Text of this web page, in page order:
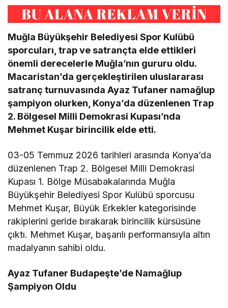
Muğla Büyükşehir Belediyesi Spor Kulübü
sporcuları, trap ve satrançta elde ettikleri
önemli derecelerle Muğla’nın gururu oldu.
Macaristan’da gerçekleştirilen uluslararası
satranç turnuvasında Ayaz Tufaner namağlup
şampiyon olurken, Konya’da düzenlenen Trap
2. Bölgesel Milli Demokrasi Kupası’nda
Mehmet Kuşar birincilik elde etti.
03-05 Temmuz 2026 tarihleri arasında Konya’da
düzenlenen Trap 2. Bölgesel Milli Demokrasi
Kupası 1. Bölge Müsabakalarında Muğla
Büyükşehir Belediyesi Spor Kulübü sporcusu
Mehmet Kuşar, Büyük Erkekler kategorisinde
rakiplerini geride bırakarak birincilik kürsüsüne
çıktı. Mehmet Kuşar, başarılı performansıyla altın
madalyanın sahibi oldu.
Ayaz Tufaner Budapeşte’de Namağlup
Şampiyon Oldu